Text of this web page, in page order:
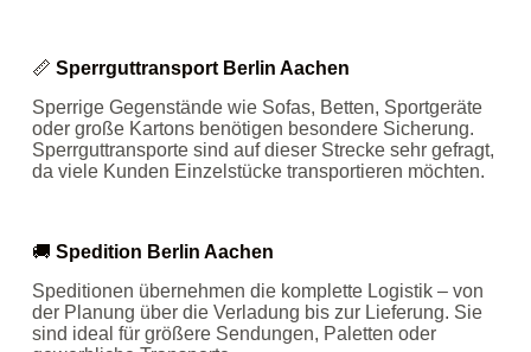
📏 Sperrguttransport Berlin Aachen
Sperrige Gegenstände wie Sofas, Betten, Sportgeräte
oder große Kartons benötigen besondere Sicherung.
Sperrguttransporte sind auf dieser Strecke sehr gefragt,
da viele Kunden Einzelstücke transportieren möchten.
🚚 Spedition Berlin Aachen
Speditionen übernehmen die komplette Logistik – von
der Planung über die Verladung bis zur Lieferung. Sie
sind ideal für größere Sendungen, Paletten oder